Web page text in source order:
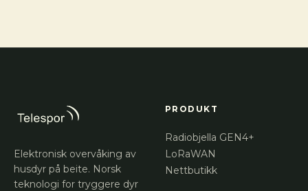
Elektronisk overvåking av
husdyr på beite. Norsk
teknologi for tryggere dyr
PRODUKT
Radiobjella GEN4+
LoRaWAN
Nettbutikk